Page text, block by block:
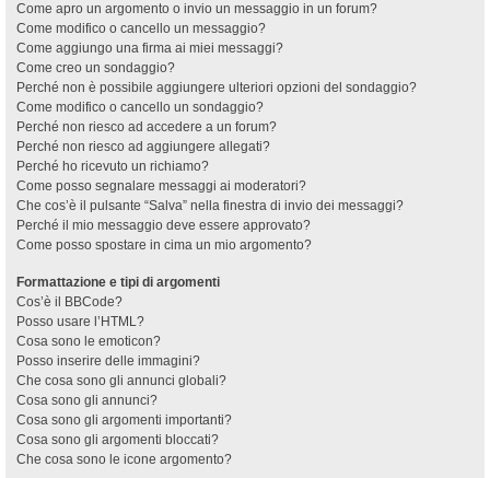
Come apro un argomento o invio un messaggio in un forum?
Come modifico o cancello un messaggio?
Come aggiungo una firma ai miei messaggi?
Come creo un sondaggio?
Perché non è possibile aggiungere ulteriori opzioni del sondaggio?
Come modifico o cancello un sondaggio?
Perché non riesco ad accedere a un forum?
Perché non riesco ad aggiungere allegati?
Perché ho ricevuto un richiamo?
Come posso segnalare messaggi ai moderatori?
Che cos’è il pulsante “Salva” nella finestra di invio dei messaggi?
Perché il mio messaggio deve essere approvato?
Come posso spostare in cima un mio argomento?
Formattazione e tipi di argomenti
Cos’è il BBCode?
Posso usare l’HTML?
Cosa sono le emoticon?
Posso inserire delle immagini?
Che cosa sono gli annunci globali?
Cosa sono gli annunci?
Cosa sono gli argomenti importanti?
Cosa sono gli argomenti bloccati?
Che cosa sono le icone argomento?